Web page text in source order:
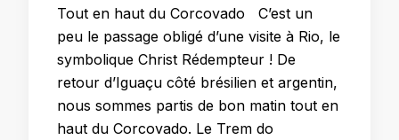
Tout en haut du Corcovado C’est un
peu le passage obligé d’une visite à Rio, le
symbolique Christ Rédempteur ! De
retour d’Iguaçu côté brésilien et argentin,
nous sommes partis de bon matin tout en
haut du Corcovado. Le Trem do